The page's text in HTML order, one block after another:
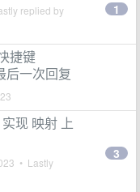
replied by 1
捷键
后一次回复
现 映射 上
• Lastly
3